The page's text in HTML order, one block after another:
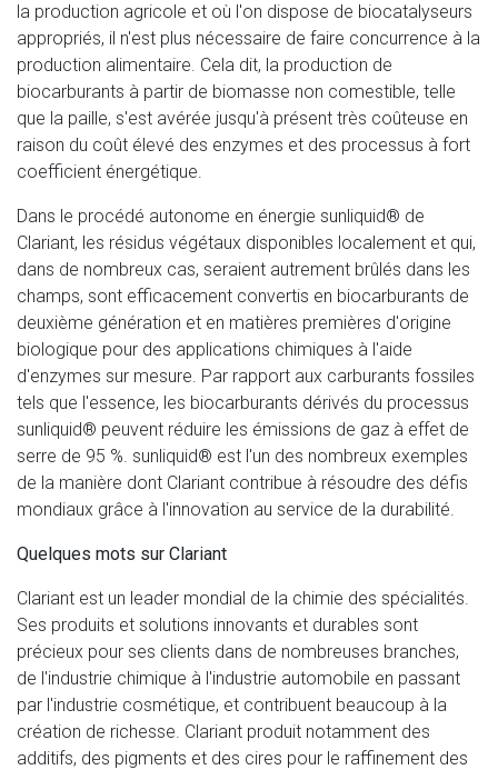
la production agricole et où l'on dispose de biocatalyseurs
appropriés, il n'est plus nécessaire de faire concurrence à la
production alimentaire. Cela dit, la production de
biocarburants à partir de biomasse non comestible, telle
que la paille, s'est avérée jusqu'à présent très coûteuse en
raison du coût élevé des enzymes et des processus à fort
coefficient énergétique.
Dans le procédé autonome en énergie sunliquid® de
Clariant, les résidus végétaux disponibles localement et qui,
dans de nombreux cas, seraient autrement brûlés dans les
champs, sont efficacement convertis en biocarburants de
deuxième génération et en matières premières d'origine
biologique pour des applications chimiques à l'aide
d'enzymes sur mesure. Par rapport aux carburants fossiles
tels que l'essence, les biocarburants dérivés du processus
sunliquid® peuvent réduire les émissions de gaz à effet de
serre de 95 %. sunliquid® est l'un des nombreux exemples
de la manière dont Clariant contribue à résoudre des défis
mondiaux grâce à l'innovation au service de la durabilité.
Quelques mots sur Clariant
Clariant est un leader mondial de la chimie des spécialités.
Ses produits et solutions innovants et durables sont
précieux pour ses clients dans de nombreuses branches,
de l'industrie chimique à l'industrie automobile en passant
par l'industrie cosmétique, et contribuent beaucoup à la
création de richesse. Clariant produit notamment des
additifs, des pigments et des cires pour le raffinement des